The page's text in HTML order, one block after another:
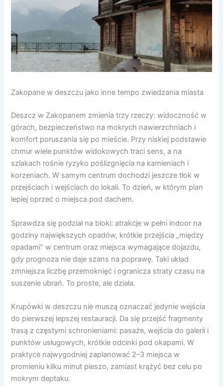
Zakopane w deszczu jako inne tempo zwiedzania miasta
Deszcz w Zakopanem zmienia trzy rzeczy: widoczność w
górach, bezpieczeństwo na mokrych nawierzchniach i
komfort poruszania się po mieście. Przy niskiej podstawie
chmur wiele punktów widokowych traci sens, a na
szlakach rośnie ryzyko poślizgnięcia na kamieniach i
korzeniach. W samym centrum dochodzi jeszcze tłok w
przejściach i wejściach do lokali. To dzień, w którym plan
lepiej oprzeć o miejsca pod dachem.
Sprawdza się podział na bloki: atrakcje w pełni indoor na
godziny największych opadów, krótkie przejścia „między
opadami” w centrum oraz miejsca wymagające dojazdu,
gdy prognoza nie daje szans na poprawę. Taki układ
zmniejsza liczbę przemoknięć i ogranicza straty czasu na
suszenie ubrań. To proste, ale działa.
Krupówki w deszczu nie muszą oznaczać jedynie wejścia
do pierwszej lepszej restauracji. Da się przejść fragmenty
trasą z częstymi schronieniami: pasaże, wejścia do galerii i
punktów usługowych, krótkie odcinki pod okapami. W
praktyce najwygodniej zaplanować 2–3 miejsca w
promieniu kilku minut pieszo, zamiast krążyć bez celu po
mokrym deptaku.